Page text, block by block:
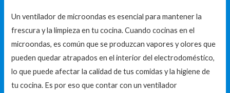
Un ventilador de microondas es esencial para mantener la
frescura y la limpieza en tu cocina. Cuando cocinas en el
microondas, es común que se produzcan vapores y olores que
pueden quedar atrapados en el interior del electrodoméstico,
lo que puede afectar la calidad de tus comidas y la higiene de
tu cocina. Es por eso que contar con un ventilador